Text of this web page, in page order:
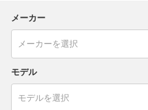
メーカー
モデル